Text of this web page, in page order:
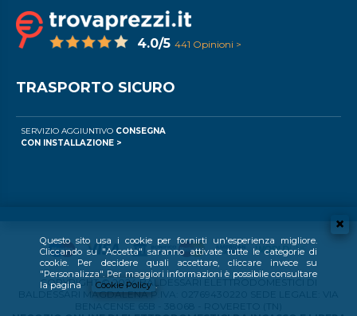
Questo sito usa i cookie per fornirti un'esperienza migliore.
Cliccando su "Accetta" saranno attivate tutte le categorie di
cookie. Per decidere quali accettare, cliccare invece su
"Personalizza". Per maggiori informazioni è possibile consultare
la pagina
Cookie Policy .
4.0/5 441 Opinioni >
TRASPORTO SICURO
SERVIZIO AGGIUNTIVO CONSEGNA
CON INSTALLAZIONE >
COPYRIGHT © 2024 BALDESSARI ELETTRODOMESTICI DI
BALDESSARI MAGDALENA P.IVA: 02769430220 SEDE LEGALE: VIA